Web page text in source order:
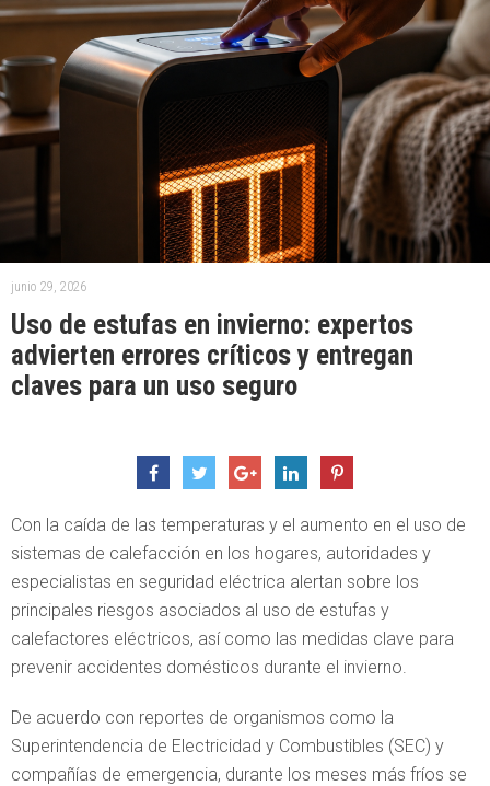
junio 29, 2026
Uso de estufas en invierno: expertos
advierten errores críticos y entregan
claves para un uso seguro
Con la caída de las temperaturas y el aumento en el uso de
sistemas de calefacción en los hogares, autoridades y
especialistas en seguridad eléctrica alertan sobre los
principales riesgos asociados al uso de estufas y
calefactores eléctricos, así como las medidas clave para
prevenir accidentes domésticos durante el invierno.
De acuerdo con reportes de organismos como la
Superintendencia de Electricidad y Combustibles (SEC) y
compañías de emergencia, durante los meses más fríos se